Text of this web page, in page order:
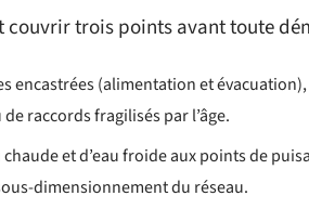
couvrir trois points avant toute
encastrées (alimentation et
raccords fragilisés par l’âge.
chaude et d’eau froide aux points de
dimensionnement du réseau.